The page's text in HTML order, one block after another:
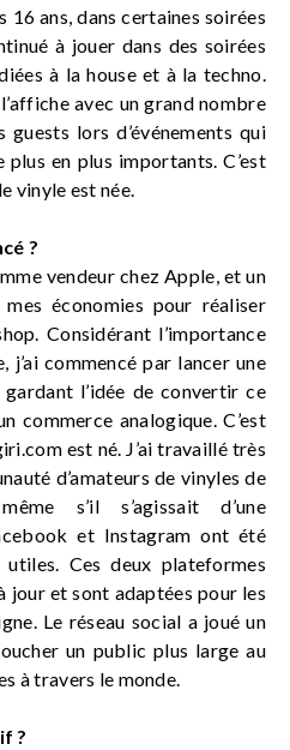
16 ans, dans certaines soirées
à jouer dans des soirées
à la house et à la techno.
avec un grand nombre
lors d’événements qui
en plus importants. C’est
vinyle est née.
?
vendeur chez Apple, et un
mes économies pour réaliser
Considérant l’importance
j’ai commencé par lancer une
l’idée de convertir ce
commerce analogique. C’est
est né. J’ai travaillé très
d’amateurs de vinyles de
s’il s’agissait d’une
et Instagram ont été
Ces deux plateformes
jour et sont adaptées pour les
Le réseau social a joué un
un public plus large au
à travers le monde.
?